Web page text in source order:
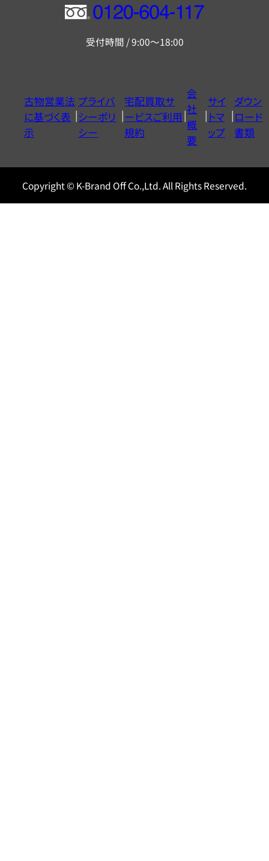
フ
ー
ヤ
ル
0120604117
受付時間 / 9:00～18:00
古物営業法
に基づく表
示
プライバ
シーポリ
シー
宅配買取サ
ービスご利用
規約
会
社
概
要
サイ
トマ
ップ
ダウン
ロード
書類
Copyright © K-Brand Off Co.,Ltd. All Rights Reserved.